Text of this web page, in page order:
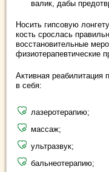
валик, дабы
Носить гипсовую
кость срослась
восстановительные
физиотерапевтические
Активная реабилитация
в себя:
лазеротерапию;
массаж;
ультразвук;
бальнеотерапию;